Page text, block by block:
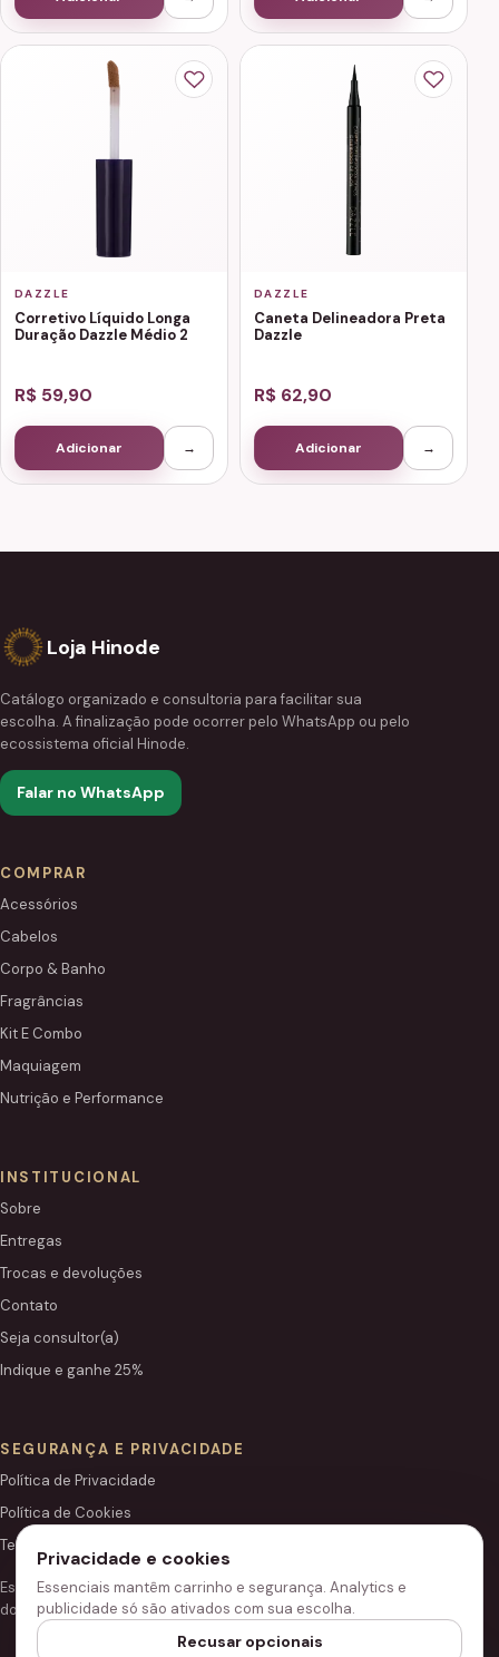
DAZZLE
Corretivo Líquido Longa
Duração Dazzle Médio 2
R$ 59,90
Adicionar →
DAZZLE
Caneta Delineadora Preta
Dazzle
R$ 62,90
Adicionar →
Loja Hinode
Catálogo organizado e consultoria para facilitar sua
escolha. A finalização pode ocorrer pelo WhatsApp ou pelo
ecossistema oficial Hinode.
Falar no WhatsApp
COMPRAR
Acessórios
Cabelos
Corpo & Banho
Fragrâncias
Kit E Combo
Maquiagem
Nutrição e Performance
INSTITUCIONAL
Sobre
Entregas
Trocas e devoluções
Contato
Seja consultor(a)
Indique e ganhe 25%
SEGURANÇA E PRIVACIDADE
Política de Privacidade
Política de Cookies
Termos de Uso
Este site é independente e não é o portal institucional oficial
do Grupo Hinode.
Privacidade e cookies
Essenciais mantêm carrinho e segurança. Analytics e
publicidade só são ativados com sua escolha.
Recusar opcionais